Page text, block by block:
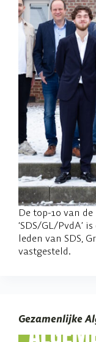
De top-10 van
‘SDS/GL/PvdA’
leden van SDS,
vastgesteld.
Gezamenlijke